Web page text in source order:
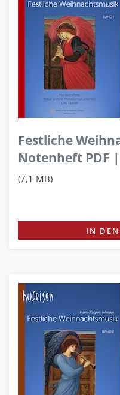
Festliche
Notenheft PDF
(7,1 MB)
IN DEN